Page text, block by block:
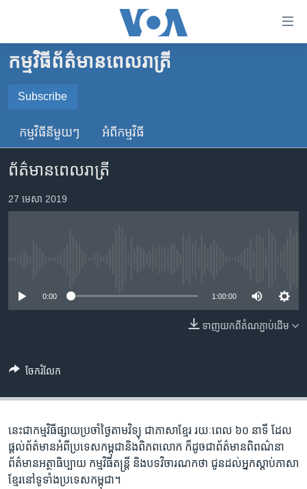
គេហទំព័រ​
ទាក់ទង
រំលង​
ទំព័រ​
ព័ត៌មាន​​
តែ​
ម្តង
រចនា
ចូល​
ស្វែង​
កម្ពុជា
អន្តរជាតិ
ចិន
ហេឡូវីអូអេ
កម្ពុជាច្នៃប្រតិដ្ឋ
កម្មវិធីទាំងអស់
បណ្តាញ​សង្គម
ភាសា
កម្មវិធី​ព័ត៌មាន​ពេលរាត្រី
Subscribe
SUBSCRIBE
YouTube Music
កម្មវិធី​នីមួយៗ អំពី​កម្មវិធី​
ព័ត៌មានពេលរាត្រី
27 មេសា 2019
0:00 1:00:00
ទាញ​យក​ពី​តំណភ្ជាប់​ដើម
ចែករំលែក
នេះ​ជា​កម្ម​វិធី​ផ្សាយ​ប្រចាំ​ថ្ងៃ​តាម​វិទ្យុ ​ជាភាសា​ខ្មែរ​ រយៈ​ពេល​ ៦០​ នាទី ដែល​
ផ្តល់​ព័ត៌មាន​អំពី​ប្រទេស​កម្ពុជា​និង​ពិភព​លោក ​ក៏ដូច​ជា​ព័ត៌មាន​ពិពណ៌នា
ព័ត៌មាន​អត្ថាធិប្បាយ​ កម្ម​វិធី​តន្ត្រី ​និង​បទ​វិចារណកថា​ ជូន​ដល់​អ្នក​ស្តាប់​ភាសា​
ខ្មែរ​នៅ​ទូទាំង​ប្រទេស​កម្ពុជា។